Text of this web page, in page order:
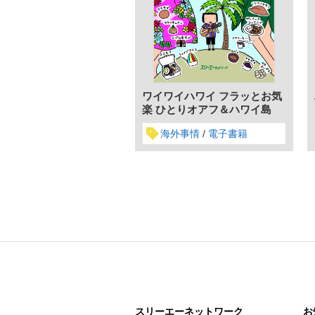
ワイワイハワイ フラッとお気
楽 ひとりオアフ＆ハワイ島
海外事情 電子書籍
スリーエーネットワーク